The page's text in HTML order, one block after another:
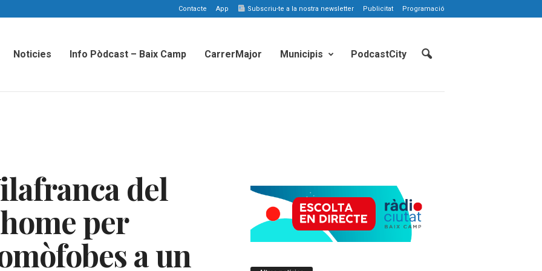
Contacte App Subscriu-te a la nostra newsletter Publicitat Programació
Noticies Info Pòdcast – Baix Camp CarrerMajor Municipis PodcastCity
del
per
a un